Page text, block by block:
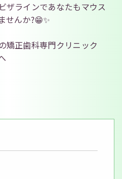
ザラインであなたもマウス
せんか?😁✨
矯正歯科専門クリニック